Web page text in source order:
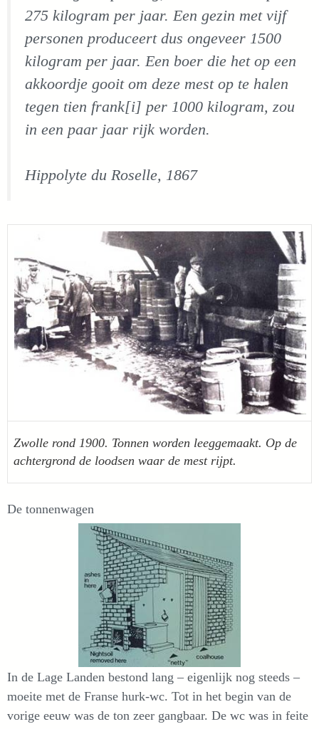
275 kilogram per jaar. Een gezin met vijf
personen produceert dus ongeveer 1500
kilogram per jaar. Een boer die het op een
akkoordje gooit om deze mest op te halen
tegen tien frank[i] per 1000 kilogram, zou
in een paar jaar rijk worden.
Hippolyte du Roselle, 1867
Zwolle rond 1900. Tonnen worden leeggemaakt. Op de
achtergrond de loodsen waar de mest rijpt.
De tonnenwagen
In de Lage Landen bestond lang – eigenlijk nog steeds –
moeite met de Franse hurk-wc. Tot in het begin van de
vorige eeuw was de ton zeer gangbaar. De wc was in feite